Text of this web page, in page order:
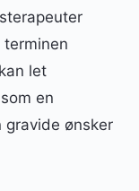
let
en
gravide ønsker